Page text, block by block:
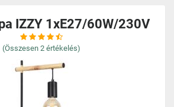
IZZY 1xE27/60W/230V
(Összesen 2 értékelés)